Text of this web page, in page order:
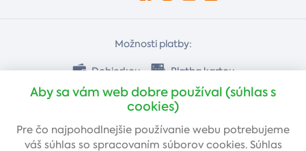
Možnosti platby:
Dobierkou Platba kartou
Bankovým prevodom
Aby sa vám web dobre používal (súhlas s
cookies)
Pre čo najpohodlnejšie používanie webu potrebujeme
váš súhlas so spracovaním súborov cookies. Súhlas